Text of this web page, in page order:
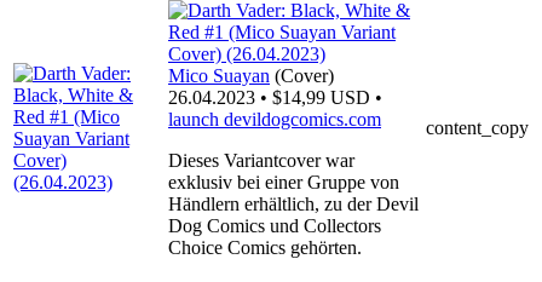
Mico Suayan (Cover)
26.04.2023 • $14,99 USD •
launch devildogcomics.com
Dieses Variantcover war
exklusiv bei einer Gruppe von
Händlern erhältlich, zu der Devil
Dog Comics und Collectors
Choice Comics gehörten.
content_copy